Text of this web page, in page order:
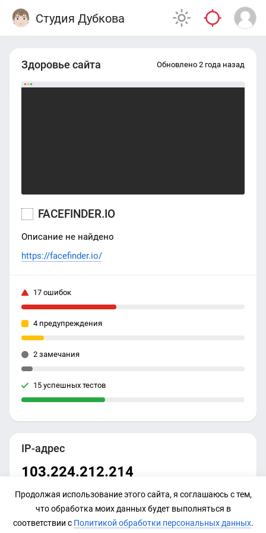
Студия Дубкова
IP-адрес
103.224.212.214
Здоровье сайта Обновлено 2 года назад
FACEFINDER.IO
Описание не найдено
https://facefinder.io/
17 ошибок
4 предупреждения
2 замечания
15 успешных тестов
Продолжая использование этого сайта, я соглашаюсь с тем,
что обработка моих данных будет выполняться в
соответствии с Политикой обработки персональных данных.